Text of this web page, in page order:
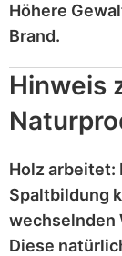
Höhere
Brand.
Hinweis
Holz arbeitet:
Spaltbildung
wechselnden
Diese